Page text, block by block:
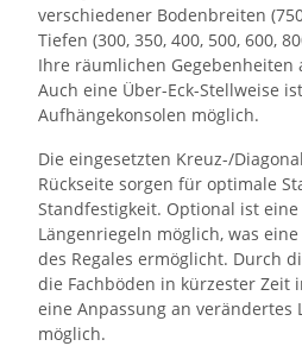
verschiedener Bodenbreiten
Tiefen (300, 350, 400, 500, 600,
Ihre räumlichen Gegebenheiten
Auch eine Über-Eck-Stellweise
Aufhängekonsolen möglich.
Die eingesetzten Kreuz-/
Rückseite sorgen für optimale
Standfestigkeit. Optional ist
Längenriegeln möglich, was
des Regales ermöglicht. Durch
die Fachböden in kürzester Zeit
eine Anpassung an verändertes
möglich.